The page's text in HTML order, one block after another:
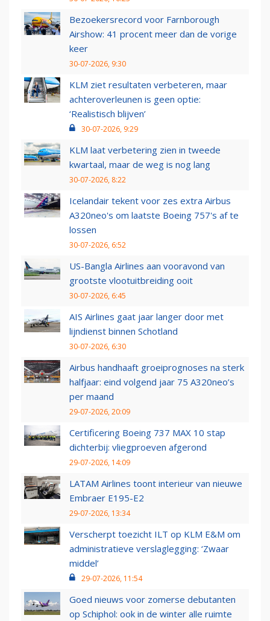
Bezoekersrecord voor Farnborough
Airshow: 41 procent meer dan de vorige
keer
30-07-2026, 9:30
KLM ziet resultaten verbeteren, maar
achteroverleunen is geen optie:
‘Realistisch blijven’
30-07-2026, 9:29
KLM laat verbetering zien in tweede
kwartaal, maar de weg is nog lang
30-07-2026, 8:22
Icelandair tekent voor zes extra Airbus
A320neo's om laatste Boeing 757's af te
lossen
30-07-2026, 6:52
US-Bangla Airlines aan vooravond van
grootste vlootuitbreiding ooit
30-07-2026, 6:45
AIS Airlines gaat jaar langer door met
lijndienst binnen Schotland
30-07-2026, 6:30
Airbus handhaaft groeiprognoses na sterk
halfjaar: eind volgend jaar 75 A320neo’s
per maand
29-07-2026, 20:09
Certificering Boeing 737 MAX 10 stap
dichterbij: vliegproeven afgerond
29-07-2026, 14:09
LATAM Airlines toont interieur van nieuwe
Embraer E195-E2
29-07-2026, 13:34
Verscherpt toezicht ILT op KLM E&M om
administratieve verslaglegging: ‘Zwaar
middel’
29-07-2026, 11:54
Goed nieuws voor zomerse debutanten
op Schiphol: ook in de winter alle ruimte